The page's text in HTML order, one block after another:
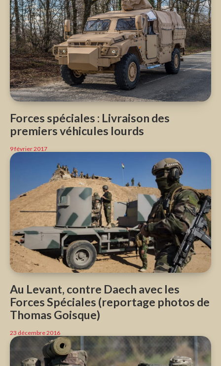
Forces spéciales : Livraison des
premiers véhicules lourds
9 février 2017
Au Levant, contre Daech avec les
Forces Spéciales (reportage photos de
Thomas Goisque)
23 décembre 2016